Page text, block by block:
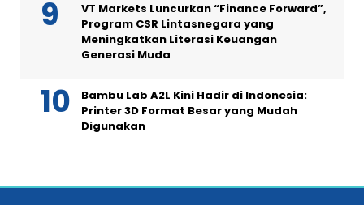
VT Markets Luncurkan “Finance Forward”,
Program CSR Lintasnegara yang
Meningkatkan Literasi Keuangan
Generasi Muda
Bambu Lab A2L Kini Hadir di Indonesia:
Printer 3D Format Besar yang Mudah
Digunakan